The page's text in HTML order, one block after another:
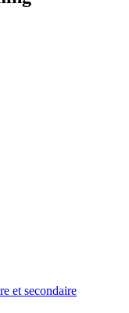
et secondaire